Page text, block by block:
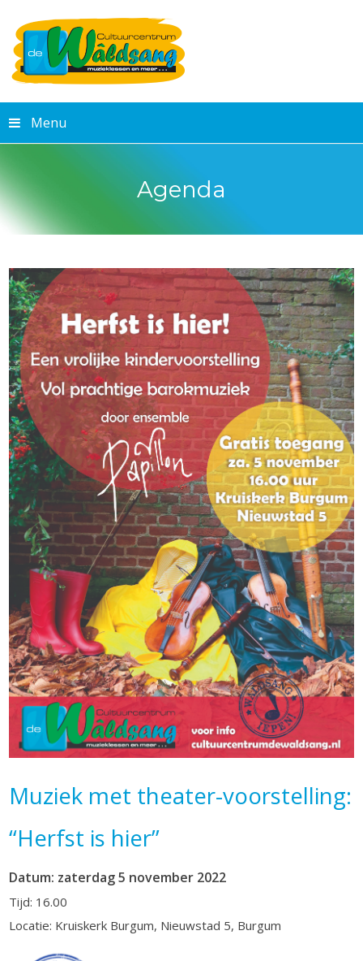
Menu
Agenda
Muziek met theater-voorstelling:
“Herfst is hier”
Datum: zaterdag 5 november 2022
Tijd: 16.00
Locatie: Kruiskerk Burgum, Nieuwstad 5, Burgum